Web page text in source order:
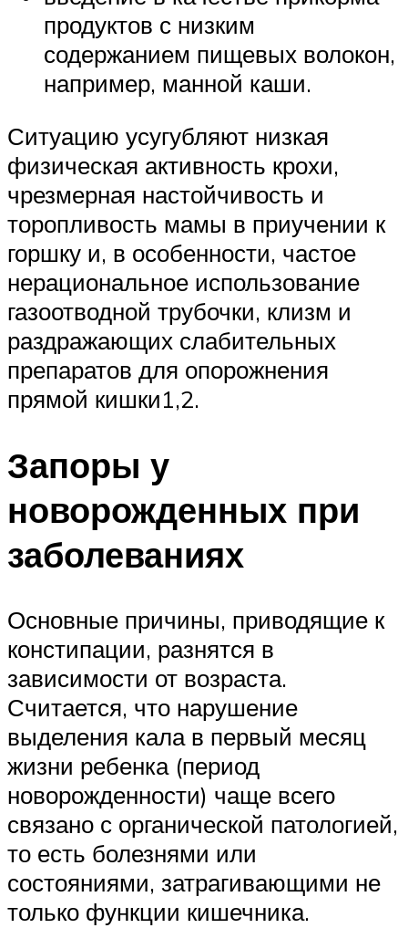
продуктов с низким
содержанием пищевых волокон,
например, манной каши.
Ситуацию усугубляют низкая
физическая активность крохи,
чрезмерная настойчивость и
торопливость мамы в приучении к
горшку и, в особенности, частое
нерациональное использование
газоотводной трубочки, клизм и
раздражающих слабительных
препаратов для опорожнения
прямой кишки1,2.
Запоры у
новорожденных при
заболеваниях
Основные причины, приводящие к
констипации, разнятся в
зависимости от возраста.
Считается, что нарушение
выделения кала в первый месяц
жизни ребенка (период
новорожденности) чаще всего
связано с органической патологией,
то есть болезнями или
состояниями, затрагивающими не
только функции кишечника.